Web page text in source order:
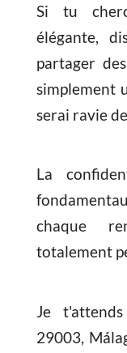
Si tu
élégante,
partager
simplement
serai ravie
La
chaque
totalement
Je
29003,